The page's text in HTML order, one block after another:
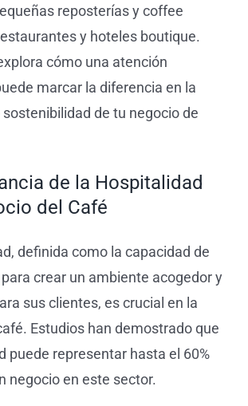
reposterías y coffee
y hoteles boutique.
cómo una atención
marcar la diferencia en la
de tu negocio de
de la Hospitalidad
del Café
definida como la capacidad de
crear un ambiente acogedor y
sus clientes, es crucial en la
Estudios han demostrado que
puede representar hasta el 60%
negocio en este sector.